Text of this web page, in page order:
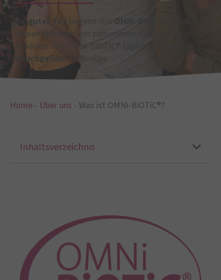
Einguter Tag beginnt mit
wissen Millionen von zufriedenen Kunden, denen
Produkte von OMNi-BiOTiC® täglich ein
Bauchgefühl“
Home - Über uns - Was ist OMNi-BiOTiC®?
Inhaltsverzeichnis